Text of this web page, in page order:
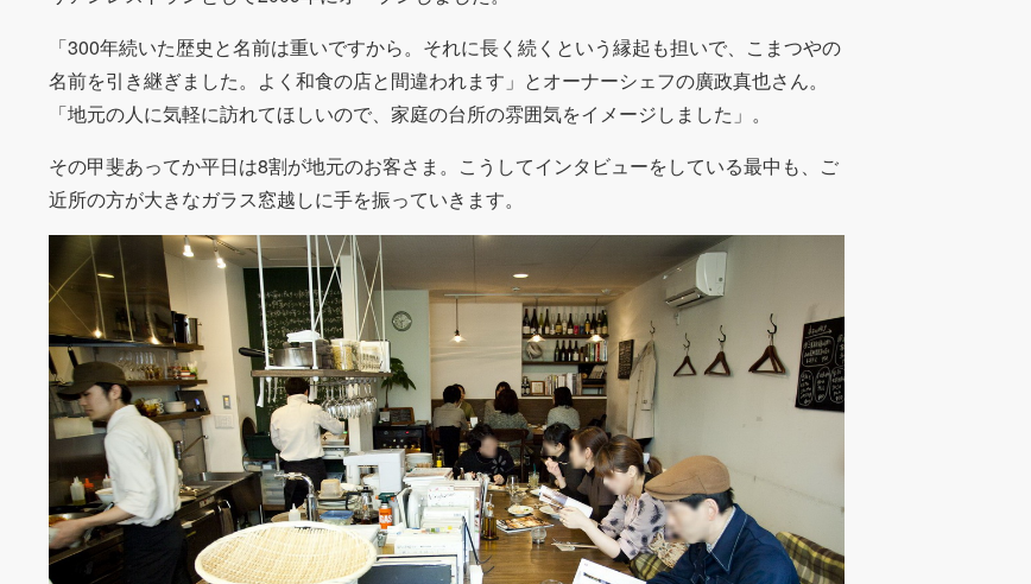
「300年続いた歴史と名前は重いですから。それに長く続くという縁起も担いで、こまつやの
名前を引き継ぎました。よく和食の店と間違われます」とオーナーシェフの廣政真也さん。
「地元の人に気軽に訪れてほしいので、家庭の台所の雰囲気をイメージしました」。
その甲斐あってか平日は8割が地元のお客さま。こうしてインタビューをしている最中も、ご
近所の方が大きなガラス窓越しに手を振っていきます。